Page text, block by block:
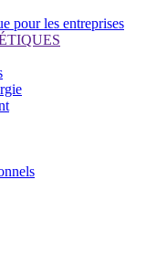
pour les entreprises